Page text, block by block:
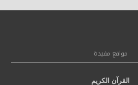
مواقع مفيدة
القرآن الكريم